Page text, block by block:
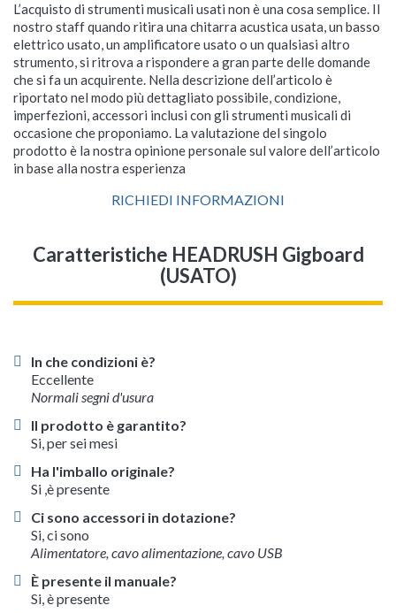
L’acquisto di strumenti musicali usati non è una cosa semplice. Il
nostro staff quando ritira una chitarra acustica usata, un basso
elettrico usato, un amplificatore usato o un qualsiasi altro
strumento, si ritrova a rispondere a gran parte delle domande
che si fa un acquirente. Nella descrizione dell’articolo è
riportato nel modo più dettagliato possibile, condizione,
imperfezioni, accessori inclusi con gli strumenti musicali di
occasione che proponiamo. La valutazione del singolo
prodotto è la nostra opinione personale sul valore dell’articolo
in base alla nostra esperienza
RICHIEDI INFORMAZIONI
Caratteristiche HEADRUSH Gigboard
(USATO)
In che condizioni è?
Eccellente
Normali segni d'usura
Il prodotto è garantito?
Si, per sei mesi
Ha l'imballo originale?
Si ,è presente
Ci sono accessori in dotazione?
Si, ci sono
Alimentatore, cavo alimentazione, cavo USB
È presente il manuale?
Si, è presente